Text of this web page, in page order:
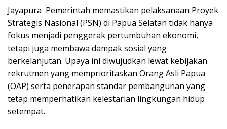
Jayapura  Pemerintah memastikan pelaksanaan Proyek
Strategis Nasional (PSN) di Papua Selatan tidak hanya
fokus menjadi penggerak pertumbuhan ekonomi,
tetapi juga membawa dampak sosial yang
berkelanjutan. Upaya ini diwujudkan lewat kebijakan
rekrutmen yang memprioritaskan Orang Asli Papua
(OAP) serta penerapan standar pembangunan yang
tetap memperhatikan kelestarian lingkungan hidup
setempat.